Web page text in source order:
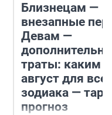
Близнецам —
внезапные
Девам —
траты: каким
август для
зодиака —
прогноз